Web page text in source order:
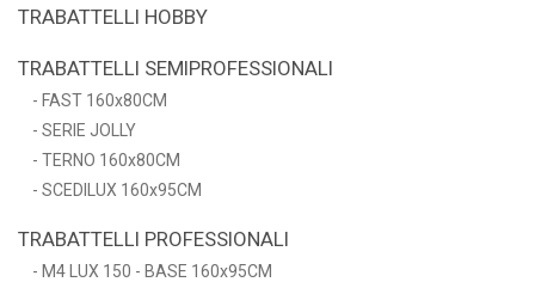
TRABATTELLI HOBBY
TRABATTELLI SEMIPROFESSIONALI
FAST 160x80CM
SERIE JOLLY
TERNO 160x80CM
SCEDILUX 160x95CM
TRABATTELLI PROFESSIONALI
M4 LUX 150 - BASE 160x95CM